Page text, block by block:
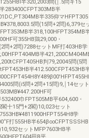
半320,2003間(￨.5問キ15
283400CFPT303MB半
半335仰マHFPT305
問(15問+2問)6,379セ
半318,100HFPT354MB
可355HB鶏29,000・
問+2問)7288セットMF打403HB学
半
判79,20045問(5問
半412.500CFPT453HB
問(i5問+2問+15問)9,￨14セット
可
巾FPT505MB平604,600・
十15門+2閣)10,023セット
学
打555HB半654β∞CFPTSSSHB
セットMFP7603HB半